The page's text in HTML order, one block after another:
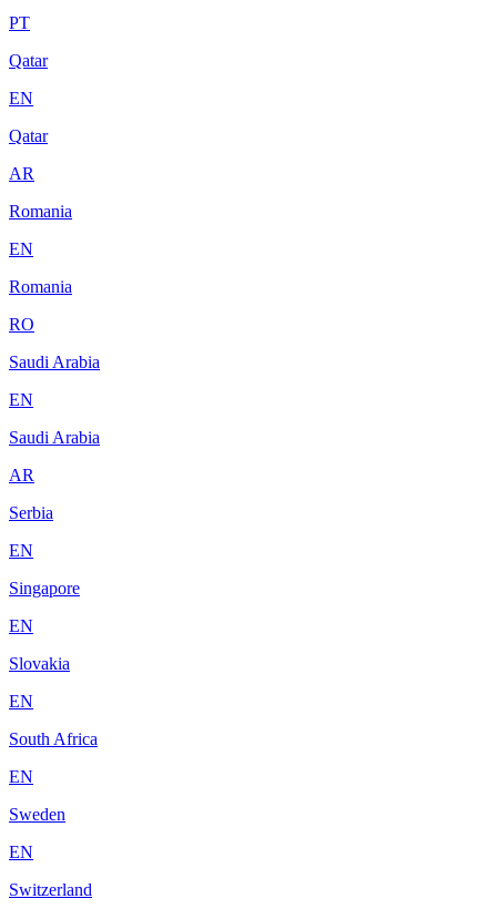
PT
Qatar
EN
Qatar
AR
Romania
EN
Romania
RO
Saudi Arabia
EN
Saudi Arabia
AR
Serbia
EN
Singapore
EN
Slovakia
EN
South Africa
EN
Sweden
EN
Switzerland